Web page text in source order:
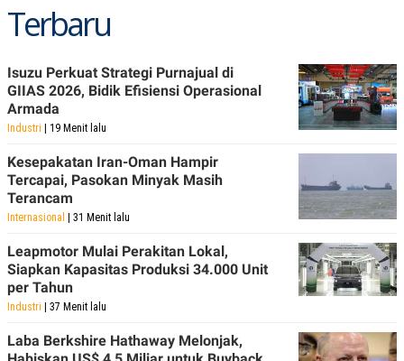
Terbaru
Isuzu Perkuat Strategi Purnajual di
GIIAS 2026, Bidik Efisiensi Operasional
Armada
Industri | 19 Menit lalu
Kesepakatan Iran-Oman Hampir
Tercapai, Pasokan Minyak Masih
Terancam
Internasional | 31 Menit lalu
Leapmotor Mulai Perakitan Lokal,
Siapkan Kapasitas Produksi 34.000 Unit
per Tahun
Industri | 37 Menit lalu
Laba Berkshire Hathaway Melonjak,